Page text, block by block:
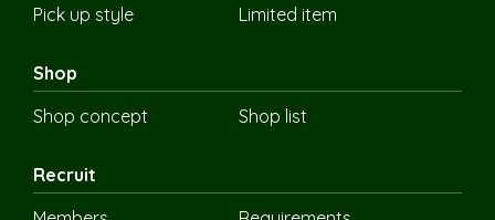
Pick up style
Limited item
Shop
Shop concept
Shop list
Recruit